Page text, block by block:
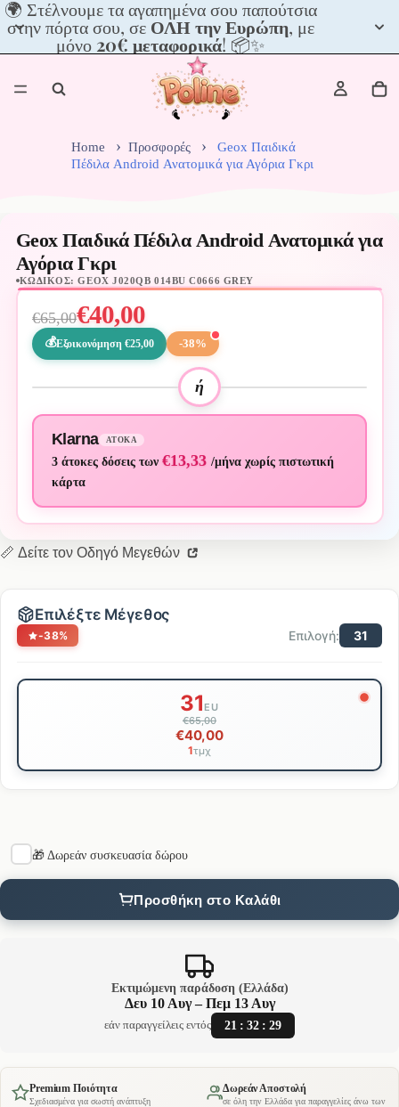
🌍 Στέλνουμε τα αγαπημένα σου παπούτσια
στην πόρτα σου, σε ΟΛΗ την Ευρώπη, με
μόνο 20€ μεταφορικά! 📦✨
🌍
Στέλνουμε
τα
αγαπημένα
σου
παπούτσια
στην
σου,
σε
με
20€
μεταφορικά!
✨
Home Προσφορές
Geox Παιδικά
Πέδιλα Android Ανατομικά για Αγόρια Γκρι
Geox Παιδικά Πέδιλα Android Ανατομικά για
Αγόρια Γκρι
ΚΩΔΙΚΌΣ: GEOX J020QB 014BU C0666 GREY
€65,00€40,00
Εξοικονόμηση €25,00 -38%
ή
Klarna ΆΤΟΚΑ
3 άτοκες δόσεις των €13,33 /μήνα χωρίς πιστωτική
κάρτα
📏 Δείτε τον Οδηγό Μεγεθών
Επιλέξτε Μέγεθος
-38% Επιλογή: 31
Επιλογή
31 EU
€65,00
€40,00
1τμχ
🎁 Δωρεάν συσκευασία δώρου
Προσθήκη στο Καλάθι
Εκτιμώμενη παράδοση (Ελλάδα)
Δευ 10 Αυγ – Πεμ 13 Αυγ
εάν παραγγείλεις εντός 21 : 32 : 28
Premium Ποιότητα
Σχεδιασμένα για σωστή ανάπτυξη
Δωρεάν Αποστολή
σε όλη την Ελλάδα για παραγγελίες άνω των